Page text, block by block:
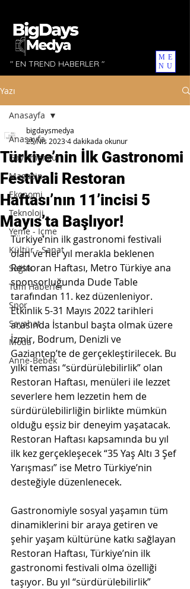
ME
NU
" EN TREND HABERLER "
Yazı
Anasayfa
Gayrimenkul
Magazin
Ekonomi
Teknoloji
Yeme - İçme
Kültür - Sanat
Sağlık
Tüm Haberler
Spor
Seyahat
Moda
Anne-Bebek
Anasayfa
Türkiye’nin İlk Gastronomi
Festivali Restoran
Haftası’nın 11’incisi 5
Mayıs’ta Başlıyor!
bigdaysmedya
25 Nis 20234 dakikada okunur
Türkiye’nin ilk gastronomi festivali
olan ve her yıl merakla beklenen
Restoran Haftası, Metro Türkiye ana
sponsorluğunda Dude Table
tarafından 11. kez düzenleniyor.
Etkinlik 5-31 Mayıs 2022 tarihleri
arasında İstanbul başta olmak üzere
İzmir, Bodrum, Denizli ve
Gaziantep’te de gerçekleştirilecek. Bu
yılki teması “sürdürülebilirlik” olan
Restoran Haftası, menüleri ile lezzet
severlere hem lezzetin hem de
sürdürülebilirliğin birlikte mümkün
olduğu eşsiz bir deneyim yaşatacak.
Restoran Haftası kapsamında bu yıl
ilk kez gerçekleşecek “35 Yaş Altı 3 Şef
Yarışması” ise Metro Türkiye’nin
desteğiyle düzenlenecek.
Gastronomiyle sosyal yaşamın tüm
dinamiklerini bir araya getiren ve
şehir yaşam kültürüne katkı sağlayan
Restoran Haftası, Türkiye’nin ilk
gastronomi festivali olma özelliği
taşıyor. Bu yıl “sürdürülebilirlik”